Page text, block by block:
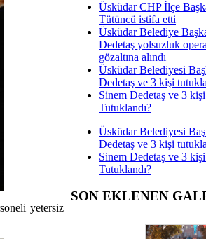
yetersiz
Üsküdar CHP İlçe
Tütüncü istifa etti
Üsküdar Belediye
Dedetaş yolsuzluk
gözaltına alındı
Üsküdar Belediyesi
Dedetaş ve 3 kişi
Sinem Dedetaş ve 3
Tutuklandı?
Üsküdar Belediyesi
Dedetaş ve 3 kişi
Sinem Dedetaş ve 3
Tutuklandı?
SON EKLENEN